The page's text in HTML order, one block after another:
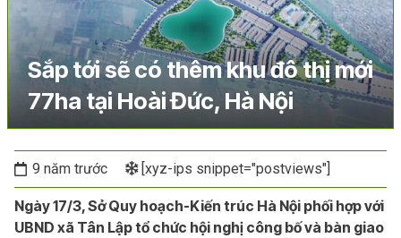
Sắp tới sẽ có thêm khu đô thị mới
77ha tại Hoài Đức, Hà Nội
9 năm trước [xyz-ips snippet="postviews"]
Ngày 17/3, Sở Quy hoạch-Kiến trúc Hà Nội phối hợp với
UBND xã Tân Lập tổ chức hội nghị công bố và bàn giao